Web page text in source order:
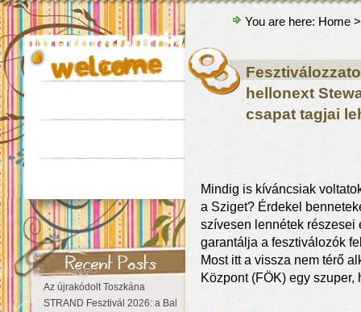
Az újrakódolt Toszkána
STRAND Fesztivál 2026: a Balaton partján a nyár még tart!
You are here: Home
hellonext
csapat tagjai
Mindig is kíváncsiak
a Sziget? Érdekel
szívesen lennétek részesei
garantálja a fesztiválozók
Most itt a vissza nem térő
Központ (FÖK) egy